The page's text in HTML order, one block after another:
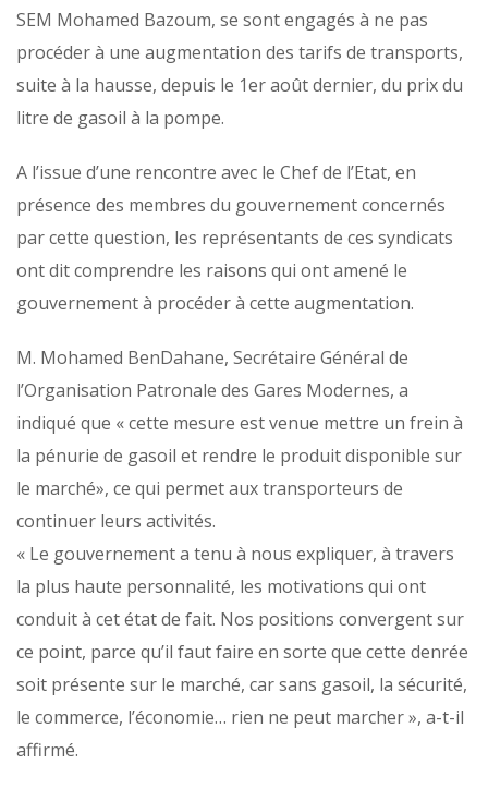
SEM Mohamed Bazoum, se sont engagés à ne pas
procéder à une augmentation des tarifs de transports,
suite à la hausse, depuis le 1er août dernier, du prix du
litre de gasoil à la pompe.
A l’issue d’une rencontre avec le Chef de l’Etat, en
présence des membres du gouvernement concernés
par cette question, les représentants de ces syndicats
ont dit comprendre les raisons qui ont amené le
gouvernement à procéder à cette augmentation.
M. Mohamed BenDahane, Secrétaire Général de
l’Organisation Patronale des Gares Modernes, a
indiqué que « cette mesure est venue mettre un frein à
la pénurie de gasoil et rendre le produit disponible sur
le marché», ce qui permet aux transporteurs de
continuer leurs activités.
« Le gouvernement a tenu à nous expliquer, à travers
la plus haute personnalité, les motivations qui ont
conduit à cet état de fait. Nos positions convergent sur
ce point, parce qu’il faut faire en sorte que cette denrée
soit présente sur le marché, car sans gasoil, la sécurité,
le commerce, l’économie… rien ne peut marcher », a-t-il
affirmé.